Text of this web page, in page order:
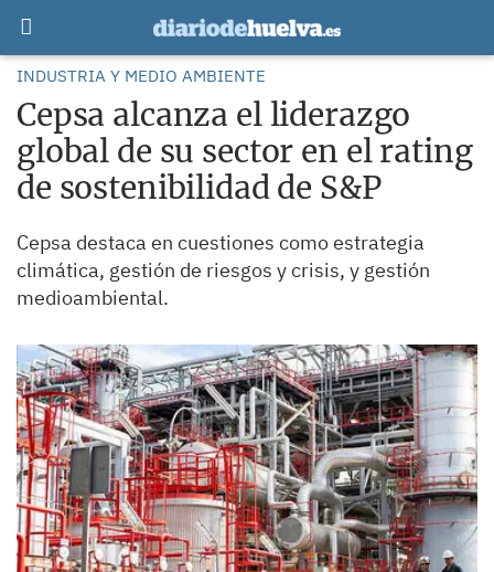
INDUSTRIA Y MEDIO AMBIENTE
Cepsa alcanza el liderazgo
global de su sector en el rating
de sostenibilidad de S&P
Cepsa destaca en cuestiones como estrategia
climática, gestión de riesgos y crisis, y gestión
medioambiental.